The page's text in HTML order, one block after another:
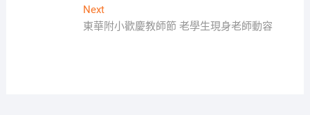
NextNext
post:
東華附小歡慶教師節 老學生現身老師動容